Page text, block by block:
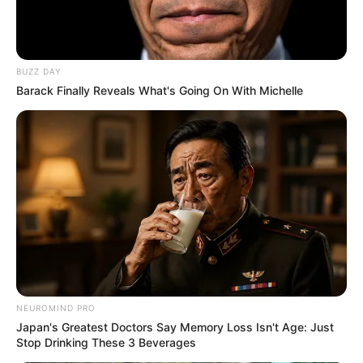
Su historia no estuvo exenta de dificultades.
Durante años enfrentó desafíos personales y de
salud que, lejos de quebrarlo, lo fortalecieron. A
obstáculo, con una sonrisa. “Era un luchador
silencioso”, expresó uno de sus amigos más
cercanos durante el velorio. “Nunca se quejaba,
pero todos sabíamos por lo que estaba
pasando”.
BUZZ DAY
Barack Finally Reveals What's Going On With Michelle
NEUROMIND PRO
Japan's Greatest Doctors Say Memory Loss Isn't Age: Just
Stop Drinking These 3 Beverages